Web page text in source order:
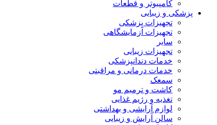
کامپیوتر و قطعات
پزشکی و زیبایی
تجهیزات پزشکی
تجهیزات آزمایشگاهی
سایر
تجهیزات زیبایی
خدمات دندانپزشکی
خدمات درمانی و مراقبتی
سمعک
کاشت و ترمیم مو
تغذیه و رژیم غذایی
لوازم آرایشی و بهداشتی
سالن آرایش و زیبایی